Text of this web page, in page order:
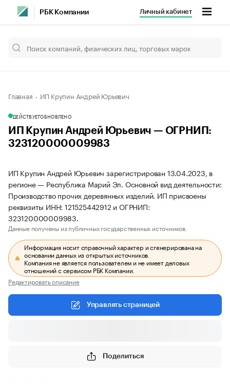
РБК Компании Личный кабинет
Главная ИП Крупин Андрей Юрьевич
ДЕЙСТВУЕТОБНОВЛЕНО
ИП Крупин Андрей Юрьевич — ОГРНИП:
323120000009983
ИП Крупин Андрей Юрьевич зарегистрирован 13.04.2023, в
регионе — Республика Марий Эл. Основной вид деятельности:
Производство прочих деревянных изделий. ИП присвоены
реквизиты ИНН: 121525442912 и ОГРНИП:
323120000009983.
Данные получены из публичных государственных источников.
Информация носит справочный характер и сгенерирована на
основании данных из открытых источников.
Компания не является пользователем и не имеет деловых
отношений с сервисом РБК Компании.
Редактировать описание
Управлять страницей
Поделиться